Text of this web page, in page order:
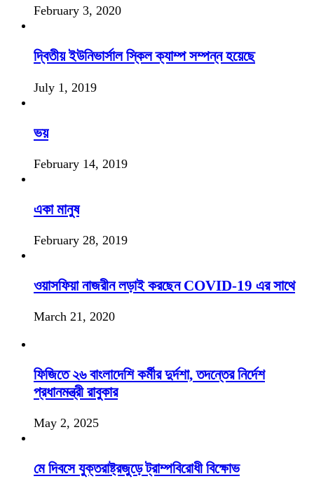
February 3, 2020
দ্বিতীয় ইউনিভার্সাল স্কিল ক্যাম্প সম্পন্ন হয়েছে
July 1, 2019
ভয়
February 14, 2019
একা মানুষ
February 28, 2019
ওয়াসফিয়া নাজরীন লড়াই করছেন COVID-19 এর সাথে
March 21, 2020
ফিজিতে ২৬ বাংলাদেশি কর্মীর দুর্দশা, তদন্তের নির্দেশ
প্রধানমন্ত্রী রাবুকার
May 2, 2025
মে দিবসে যুক্তরাষ্ট্রজুড়ে ট্রাম্পবিরোধী বিক্ষোভ